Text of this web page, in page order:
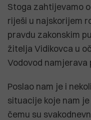
Stoga zahtijevamo
riješi u najskorijem
pravdu zakonskim
žitelja Vidikovca u
Vodovod namjerava
Poslao nam je i
situacije koje nam
čemu su